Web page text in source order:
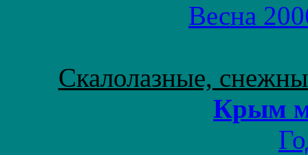
Весна
Скалолазные,
Крым